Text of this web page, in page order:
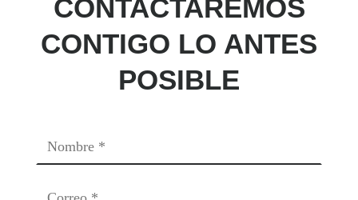
CONTACTAREMOS
CONTIGO LO ANTES
POSIBLE